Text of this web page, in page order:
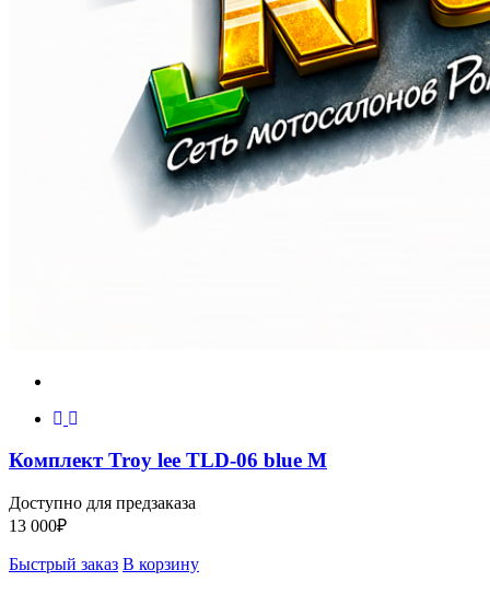
Комплект Troy lee TLD-06 blue M
Доступно для предзаказа
13 000₽
Быстрый заказ В корзину